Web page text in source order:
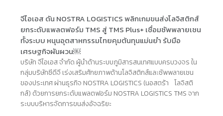
จีไอเอส ดัน NOSTRA LOGISTICS พลิกเกมขนส่งโลจิสติกส์
ยกระดับแพลตฟอร์ม TMS สู่ TMS Plus+ เชื่อมซัพพลายเชน
ทั้งระบบ หนุนอุตสาหกรรมไทยคุมต้นทุนแม่นยำ รับมือ
เศรษฐกิจผันผวน￼
บริษัท จีไอเอส จำกัด ผู้นำด้านระบบภูมิสารสนเทศแบบครบวงจร ใน
กลุ่มบริษัทซีดีจี เร่งเสริมศักยภาพด้านโลจิสติกส์และซัพพลายเชน
ของประเทศ ผ่านธุรกิจ NOSTRA LOGISTICS (นอสตร้า โลจิสติ
กส์) ด้วยการยกระดับแพลตฟอร์ม NOSTRA LOGISTICS TMS จาก
ระบบบริหารจัดการขนส่งอัจฉริยะ